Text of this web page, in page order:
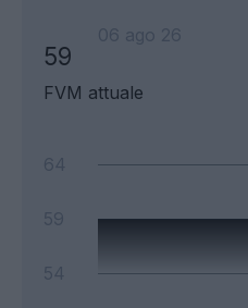
59
FVM attuale